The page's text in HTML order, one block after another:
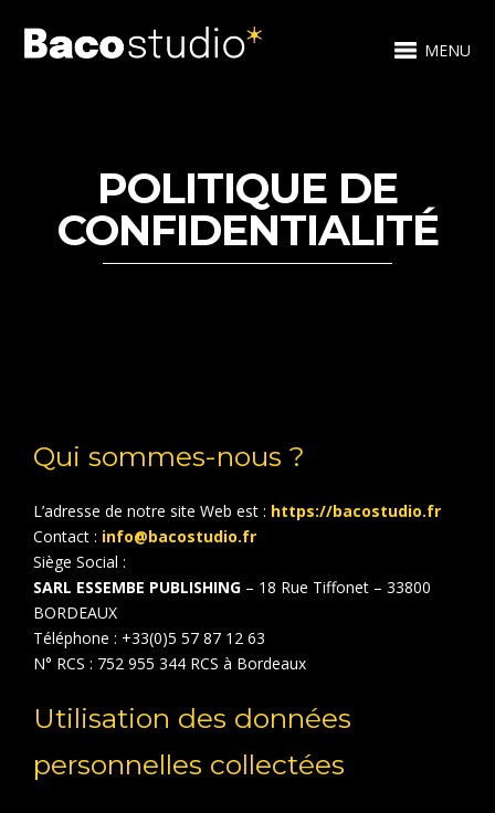
MENU
POLITIQUE DE
CONFIDENTIALITÉ
Qui sommes-nous ?
L’adresse de notre site Web est : https://bacostudio.fr
Contact : info@bacostudio.fr
Siège Social :
SARL ESSEMBE PUBLISHING – 18 Rue Tiffonet – 33800
BORDEAUX
Téléphone : +33(0)5 57 87 12 63
N° RCS : 752 955 344 RCS à Bordeaux
Utilisation des données
personnelles collectées